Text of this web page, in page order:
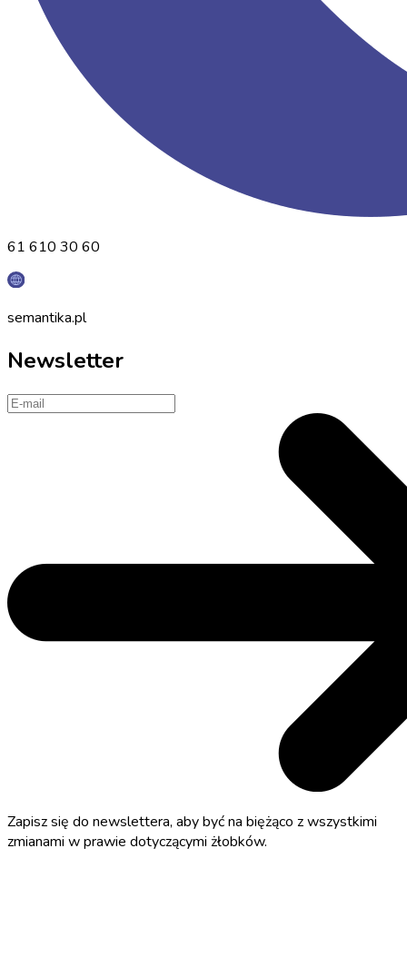
61 610 30 60
semantika.pl
Newsletter
Zapisz się do newslettera, aby być na biężąco z wszystkimi
zmianami w prawie dotyczącymi żłobków.